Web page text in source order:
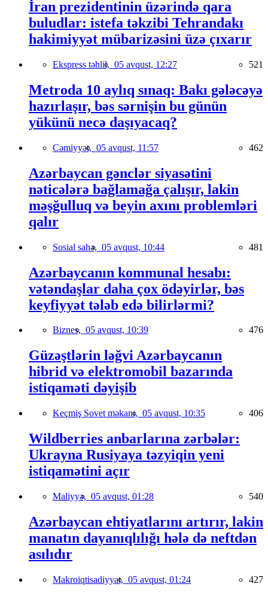
İran prezidentinin üzərində qara
buludlar: istefa təkzibi Tehrandakı
hakimiyyət mübarizəsini üzə çıxarır
Ekspress təhlil, 05 avqust, 12:27 521
Metroda 10 aylıq sınaq: Bakı gələcəyə
hazırlaşır, bəs sərnişin bu günün
yükünü necə daşıyacaq?
Cəmiyyət, 05 avqust, 11:57 462
Azərbaycan gənclər siyasətini
nəticələrə bağlamağa çalışır, lakin
məşğulluq və beyin axını problemləri
qalır
Sosial sahə, 05 avqust, 10:44 481
Azərbaycanın kommunal hesabı:
vətəndaşlar daha çox ödəyirlər, bəs
keyfiyyət tələb edə bilirlərmi?
Biznes, 05 avqust, 10:39 476
Güzəştlərin ləğvi Azərbaycanın
hibrid və elektromobil bazarında
istiqaməti dəyişib
Keçmiş Sovet məkanı, 05 avqust, 10:35 406
Wildberries anbarlarına zərbələr:
Ukrayna Rusiyaya təzyiqin yeni
istiqamətini açır
Maliyyə, 05 avqust, 01:28 540
Azərbaycan ehtiyatlarını artırır, lakin
manatın dayanıqlılığı hələ də neftdən
asılıdır
Makroiqtisadiyyat, 05 avqust, 01:24 427